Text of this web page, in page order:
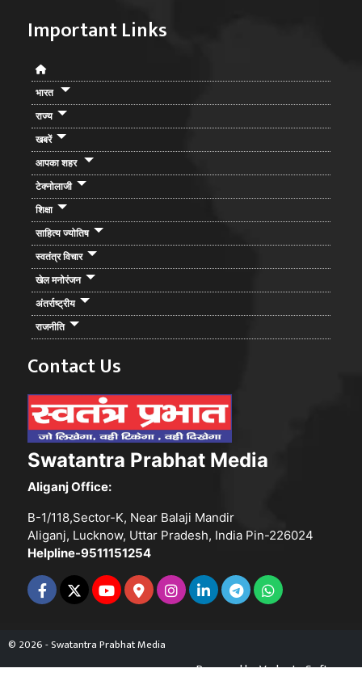
Important Links
भारत
राज्य
खबरें
आपका शहर
टेक्नोलाजी
शिक्षा
साहित्य ज्योतिष
स्वतंत्र विचार
खेल मनोरंजन
अंतर्राष्ट्रीय
राजनीति
Contact Us
Swatantra Prabhat Media
Aliganj Office:
B-1/118,Sector-K, Near Balaji Mandir
Aliganj, Lucknow, Uttar Pradesh, India Pin-226024
Helpline-9511151254
© 2026 - Swatantra Prabhat Media
Powered byVedanta Software